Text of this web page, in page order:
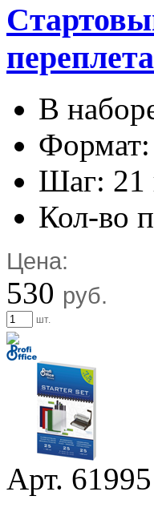
В
Шаг: 21
Кол-во
Цена:
530 руб.
шт.
Арт. 61995